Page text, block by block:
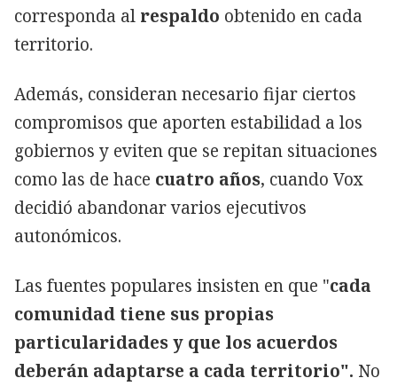
corresponda al respaldo obtenido en cada
territorio.
Además, consideran necesario fijar ciertos
compromisos que aporten estabilidad a los
gobiernos y eviten que se repitan situaciones
como las de hace cuatro años, cuando Vox
decidió abandonar varios ejecutivos
autonómicos.
Las fuentes populares insisten en que "cada
comunidad tiene sus propias
particularidades y que los acuerdos
deberán adaptarse a cada territorio". No